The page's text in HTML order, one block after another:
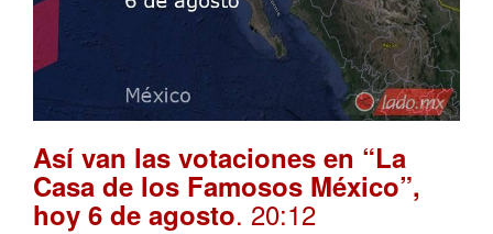
Así van las votaciones en “La
Casa de los Famosos México”,
hoy 6 de agosto. 20:12